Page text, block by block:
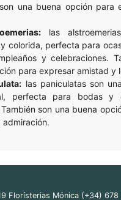
una buena opción para
las
colorida, perfecta para
y celebraciones.
para expresar amistad y
las paniculatas son
perfecta para bodas y
son una buena
Florísterias Mónica (+34) 678